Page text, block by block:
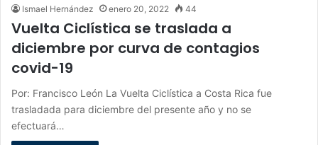
Ismael Hernández enero 20, 2022 44
Vuelta Ciclística se traslada a
diciembre por curva de contagios
covid-19
Por: Francisco León La Vuelta Ciclística a Costa Rica fue
trasladada para diciembre del presente año y no se
efectuará…